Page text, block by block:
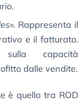
». Rappresenta il
e il fatturato.
sulla capacità
dalle vendite.
è quello tra ROD